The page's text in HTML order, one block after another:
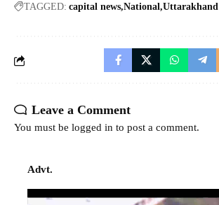
TAGGED: capital news National Uttarakhand
Leave a Comment
You must be logged in to post a comment.
Advt.
Video